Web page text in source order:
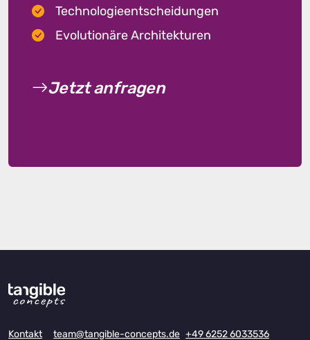
Technologieentscheidungen
Evolutionäre Architekturen
Jetzt anfragen
Kontakt team@tangible-concepts.de +49 6252 6033536